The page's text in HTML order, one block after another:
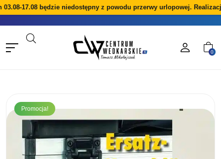
17.08 będzie niedostępny z powodu przerwy urlopowej. Realizacja
0
Promocja!